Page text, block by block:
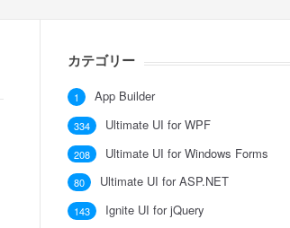
カテゴリー
App Builder
1
Ultimate UI for WPF
334
Ultimate UI for Windows Forms
208
Ultimate UI for ASP.NET
80
Ignite UI for jQuery
143